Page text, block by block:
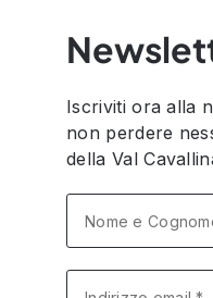
Iscriviti ora alla
non perdere
della Val